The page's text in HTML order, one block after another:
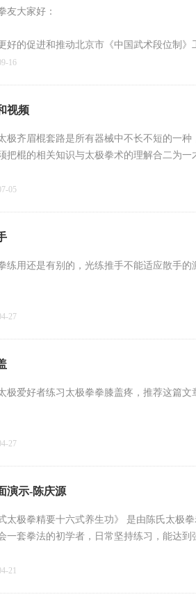
友大家好：
好的促进和推动北京市《中国武术段位制
16
视频
极齐眉棍套路是所有器械中不长不短的一
把棍的相关知识与太极拳术的理解合二为一
05
练用还是有别的，光练推手不能适应散手的
27
极爱好者练习太极拳拳膝盖疼，推荐这篇文
27
演示-陈庆源
式太极拳精要十六式养生功》 是由陈氏太极
一套拳法的初学者，日常坚持练习，能达到
21